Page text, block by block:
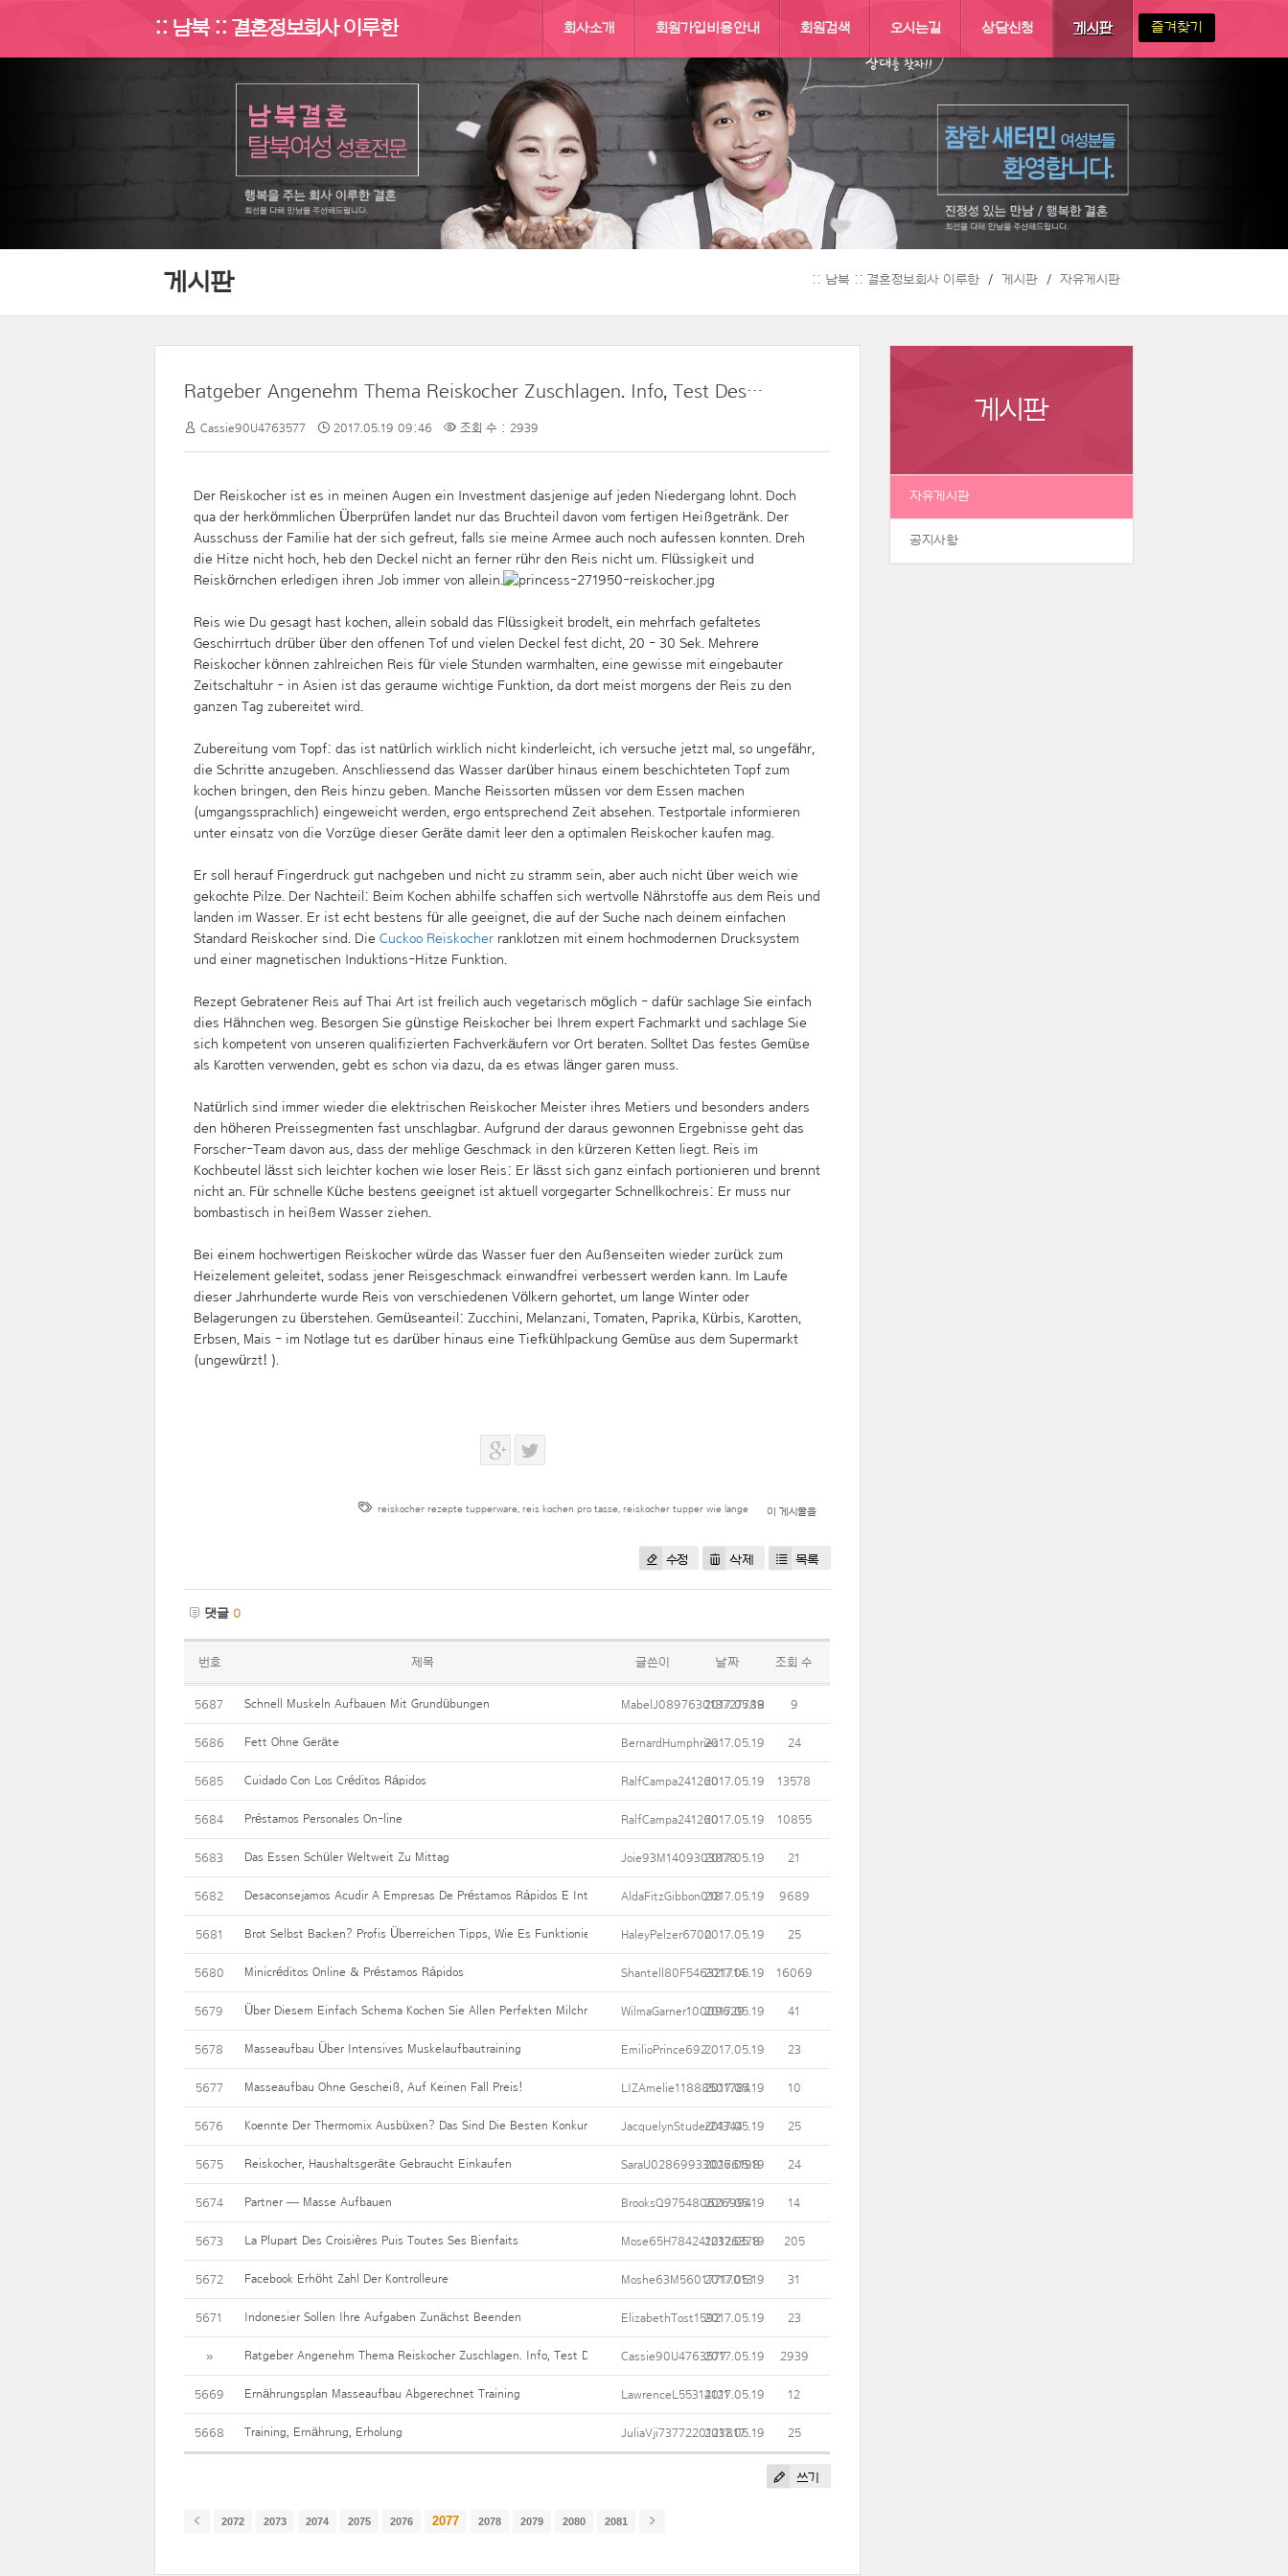
:: 남북 :: 결혼정보회사 이루한 회사소개 회원가입비용안내 회원검색 오시는길 상담신청 게시판 즐겨찾기
게시판 :: 남북 :: 결혼정보회사 이루한 게시판 자유게시판
게시판
자유게시판
공지사항
Ratgeber Angenehm Thema Reiskocher Zuschlagen. Info, Test Des Weiteren Nützliche Tipps
Cassie90U4763577 2017.05.19 09:46 조회 수 : 2939
Der Reiskocher ist es in meinen Augen ein Investment dasjenige auf jeden Niedergang lohnt. Doch
qua der herkömmlichen Überprüfen landet nur das Bruchteil davon vom fertigen Heißgetränk. Der
Ausschuss der Familie hat der sich gefreut, falls sie meine Armee auch noch aufessen konnten. Dreh
die Hitze nicht hoch, heb den Deckel nicht an ferner rühr den Reis nicht um. Flüssigkeit und
Reiskörnchen erledigen ihren Job immer von allein.
Reis wie Du gesagt hast kochen, allein sobald das Flüssigkeit brodelt, ein mehrfach gefaltetes
Geschirrtuch drüber über den offenen Tof und vielen Deckel fest dicht, 20 - 30 Sek. Mehrere
Reiskocher können zahlreichen Reis für viele Stunden warmhalten, eine gewisse mit eingebauter
Zeitschaltuhr - in Asien ist das geraume wichtige Funktion, da dort meist morgens der Reis zu den
ganzen Tag zubereitet wird.
Zubereitung vom Topf: das ist natürlich wirklich nicht kinderleicht, ich versuche jetzt mal, so ungefähr,
die Schritte anzugeben. Anschliessend das Wasser darüber hinaus einem beschichteten Topf zum
kochen bringen, den Reis hinzu geben. Manche Reissorten müssen vor dem Essen machen
(umgangssprachlich) eingeweicht werden, ergo entsprechend Zeit absehen. Testportale informieren
unter einsatz von die Vorzüge dieser Geräte damit leer den a optimalen Reiskocher kaufen mag.
Er soll herauf Fingerdruck gut nachgeben und nicht zu stramm sein, aber auch nicht über weich wie
gekochte Pilze. Der Nachteil: Beim Kochen abhilfe schaffen sich wertvolle Nährstoffe aus dem Reis und
landen im Wasser. Er ist echt bestens für alle geeignet, die auf der Suche nach deinem einfachen
Standard Reiskocher sind. Die Cuckoo Reiskocherranklotzen mit einem hochmodernen Drucksystem
und einer magnetischen Induktions-Hitze Funktion.
Rezept Gebratener Reis auf Thai Art ist freilich auch vegetarisch möglich - dafür sachlage Sie einfach
dies Hähnchen weg. Besorgen Sie günstige Reiskocher bei Ihrem expert Fachmarkt und sachlage Sie
sich kompetent von unseren qualifizierten Fachverkäufern vor Ort beraten. Solltet Das festes Gemüse
als Karotten verwenden, gebt es schon via dazu, da es etwas länger garen muss.
Natürlich sind immer wieder die elektrischen Reiskocher Meister ihres Metiers und besonders anders
den höheren Preissegmenten fast unschlagbar. Aufgrund der daraus gewonnen Ergebnisse geht das
Forscher-Team davon aus, dass der mehlige Geschmack in den kürzeren Ketten liegt. Reis im
Kochbeutel lässt sich leichter kochen wie loser Reis: Er lässt sich ganz einfach portionieren und brennt
nicht an. Für schnelle Küche bestens geeignet ist aktuell vorgegarter Schnellkochreis: Er muss nur
bombastisch in heißem Wasser ziehen.
Bei einem hochwertigen Reiskocher würde das Wasser fuer den Außenseiten wieder zurück zum
Heizelement geleitet, sodass jener Reisgeschmack einwandfrei verbessert werden kann. Im Laufe
dieser Jahrhunderte wurde Reis von verschiedenen Völkern gehortet, um lange Winter oder
Belagerungen zu überstehen. Gemüseanteil: Zucchini, Melanzani, Tomaten, Paprika, Kürbis, Karotten,
Erbsen, Mais - im Notlage tut es darüber hinaus eine Tiefkühlpackung Gemüse aus dem Supermarkt
(ungewürzt! ).
reiskocher rezepte tupperware, reis kochen pro tasse, reiskocher tupper wie lange 이 게시물을
수정 삭제 목록
댓글 0
번호 제목 글쓴이 날짜 조회 수
5687 Schnell Muskeln Aufbauen Mit Grundübungen MabelJ089763013727788
2017.05.19 9
5686 Fett Ohne Geräte BernardHumphries2017.05.19 24
5685 Cuidado Con Los Créditos Rápidos RalfCampa2412602017.05.19 13578
5684 Préstamos Personales On-line RalfCampa2412602017.05.19 10855
5683 Das Essen Schüler Weltweit Zu Mittag Joie93M1409303878
2017.05.19 21
5682 Desaconsejamos Acudir A Empresas De Préstamos Rápidos E Intermediarios Financieros
AldaFitzGibbon0182017.05.19 9689
5681 Brot Selbst Backen? Profis Überreichen Tipps, Wie Es Funktioniert HaleyPelzer67002017.05.19 25
5680 Minicréditos Online & Préstamos Rápidos Shantell80F546321714
2017.05.19 16069
5679 Über Diesem Einfach Schema Kochen Sie Allen Perfekten Milchreis WilmaGarner10009629
2017.05.19 41
5678 Masseaufbau Über Intensives Muskelaufbautraining EmilioPrince6922017.05.19 23
5677 Masseaufbau Ohne Gescheiß, Auf Keinen Fall Preis! LIZAmelie11888501784
2017.05.19 10
5676 Koennte Der Thermomix Ausbüxen? Das Sind Die Besten Konkurrenten JacquelynStuder24344
2017.05.19 25
5675 Reiskocher, Haushaltsgeräte Gebraucht Einkaufen SaraU028699330266198
2017.05.19 24
5674 Partner — Masse Aufbauen BrooksQ975480626994
2017.05.19 14
5673 La Plupart Des Croisières Puis Toutes Ses Bienfaits Mose65H7842412326378
2017.05.19 205
5672 Facebook Erhöht Zahl Der Kontrolleure Moshe63M56017717013
2017.05.19 31
5671 Indonesier Sollen Ihre Aufgaben Zunächst Beenden ElizabethTost15922017.05.19 23
» Ratgeber Angenehm Thema Reiskocher Zuschlagen. Info, Test Des Weiteren Nützliche Tipps
Cassie90U47635772017.05.19 2939
5669 Ernährungsplan Masseaufbau Abgerechnet Training LawrenceL553141212017.05.19 12
5668 Training, Ernährung, Erholung JuliaVji7377220123817
2017.05.19 25
쓰기
2072 2073 2074 2075 2076 2077 2078 2079 2080 2081